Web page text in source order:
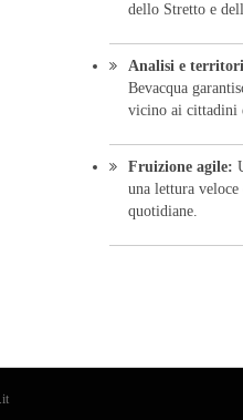
dello Stretto e
Analisi e
Bevacqua
vicino ai cittadini
Fruizione agile:
una lettura
quotidiane.